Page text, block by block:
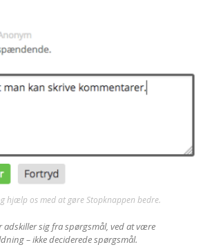
hjælp os med at gøre Stopknappen bedre.
sig fra spørgsmål, ved at være
– ikke deciderede spørgsmål.